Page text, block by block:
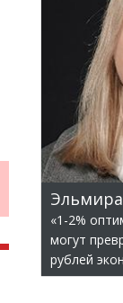
«1-2%
могут
рублей